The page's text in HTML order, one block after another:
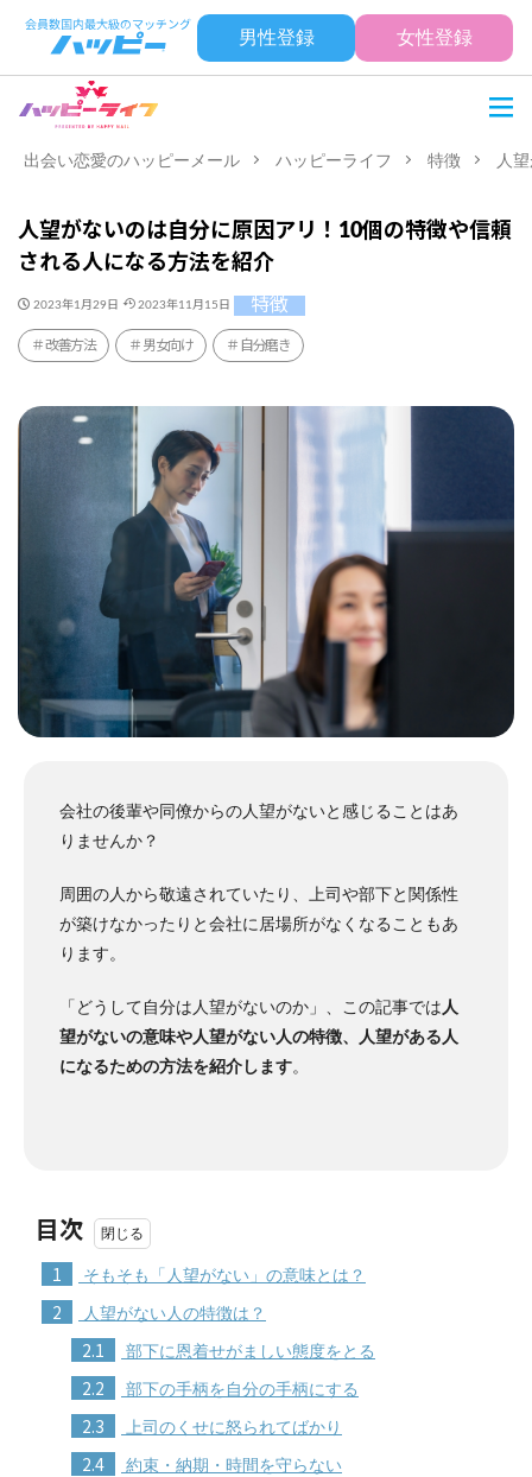
男性登録 女性登録
出会い恋愛のハッピーメール ハッピーライフ 特徴 人
人望がないのは自分に原因アリ！10個の特徴や信頼
される人になる方法を紹介
2023年1月29日 2023年11月15日 特徴
改善方法 男女向け 自分磨き
会社の後輩や同僚からの人望がないと感じることはあ
りませんか？
周囲の人から敬遠されていたり、上司や部下と関係性
が築けなかったりと会社に居場所がなくなることもあ
ります。
「どうして自分は人望がないのか」、この記事では 人
望がないの意味や人望がない人の特徴、人望がある人
になるための方法を紹介します。
目次
1 そもそも「人望がない」の意味とは？
2 人望がない人の特徴は？
2.1 部下に恩着せがましい態度をとる
2.2 部下の手柄を自分の手柄にする
2.3 上司のくせに怒られてばかり
2.4 約束・納期・時間を守らない